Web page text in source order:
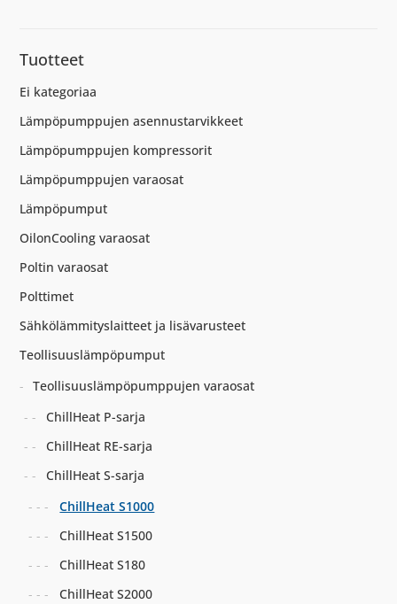
Tuotteet
Ei kategoriaa
Lämpöpumppujen asennustarvikkeet
Lämpöpumppujen kompressorit
Lämpöpumppujen varaosat
Lämpöpumput
OilonCooling varaosat
Poltin varaosat
Polttimet
Sähkölämmityslaitteet ja lisävarusteet
Teollisuuslämpöpumput
Teollisuuslämpöpumppujen varaosat
ChillHeat P-sarja
ChillHeat RE-sarja
ChillHeat S-sarja
ChillHeat S1000
ChillHeat S1500
ChillHeat S180
ChillHeat S2000